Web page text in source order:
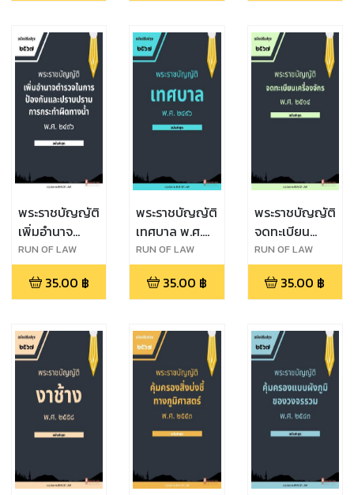
พระราชบัญญัติ
เพิ่มอำนาจ
ตำรวจในการ
ป้องกันและ
ปราบปราม
ทางน้ำ พ.ศ.
๒๔๙๖
RUN OF LAW
35.00 ฿
พระราชบัญญัติ
เทศบาล พ.ศ.
๒๔๙๖
RUN OF LAW
35.00 ฿
พระราชบัญญัติ
จดทะเบียน
เครื่องจักร พ.ศ.
๒๕๑๔
RUN OF LAW
35.00 ฿